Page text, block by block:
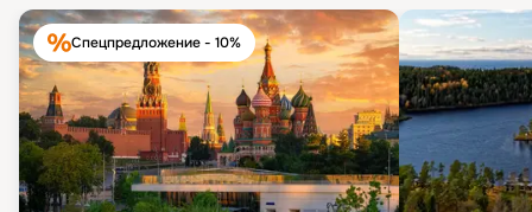
Спецпредложение - 10%